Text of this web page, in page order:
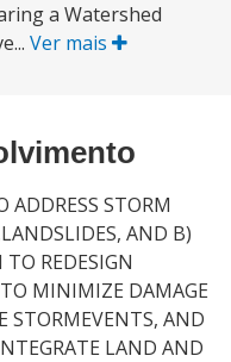
a Watershed
Ver mais
ADDRESS STORM
AND B)
REDESIGN
MINIMIZE DAMAGE
STORMEVENTS, AND
LAND AND